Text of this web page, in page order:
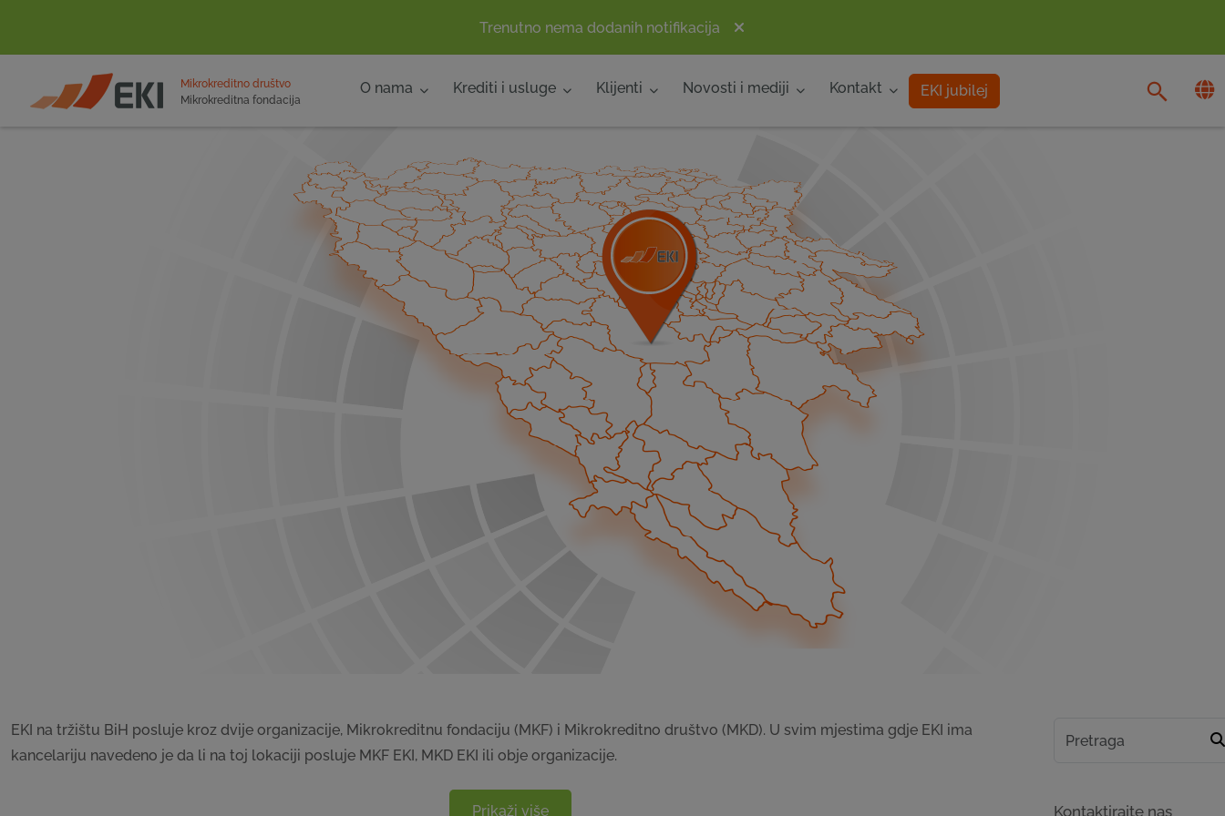
Trenutno nema dodanih notifikacija
POČETNA
Mikrokreditno društvo
Mikrokreditna fondacija
O nama Krediti i usluge Klijenti Novosti i mediji Kontakt EKI jubilej
EKI na tržištu BiH posluje kroz dvije organizacije, Mikrokreditnu fondaciju (MKF) i Mikrokreditno društvo (MKD). U svim mjestima gdje EKI ima
kancelariju navedeno je da li na toj lokaciji posluje MKF EKI, MKD EKI ili obje organizacije.
Prikaži više Kontaktirajte nas